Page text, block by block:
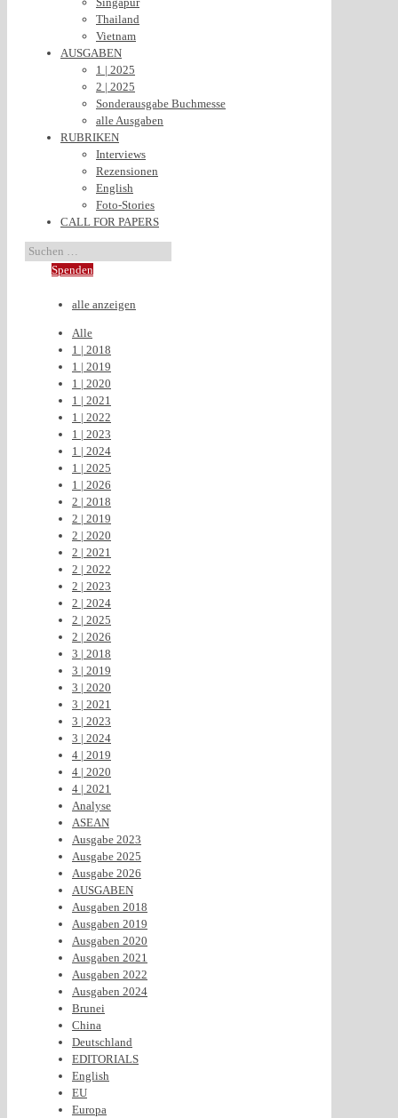
Thailand
Vietnam
AUSGABEN
1 | 2025
2 | 2025
Sonderausgabe Buchmesse
alle Ausgaben
RUBRIKEN
Interviews
Rezensionen
English
Foto-Stories
CALL FOR PAPERS
Spenden
alle anzeigen
Alle
1 | 2018
1 | 2019
1 | 2020
1 | 2021
1 | 2022
1 | 2023
1 | 2024
1 | 2025
1 | 2026
2 | 2018
2 | 2019
2 | 2020
2 | 2021
2 | 2022
2 | 2023
2 | 2024
2 | 2025
2 | 2026
3 | 2018
3 | 2019
3 | 2020
3 | 2021
3 | 2023
3 | 2024
4 | 2019
4 | 2020
4 | 2021
Analyse
ASEAN
Ausgabe 2023
Ausgabe 2025
Ausgabe 2026
AUSGABEN
Ausgaben 2018
Ausgaben 2019
Ausgaben 2020
Ausgaben 2021
Ausgaben 2022
Ausgaben 2024
Brunei
China
Deutschland
EDITORIALS
English
EU
Europa